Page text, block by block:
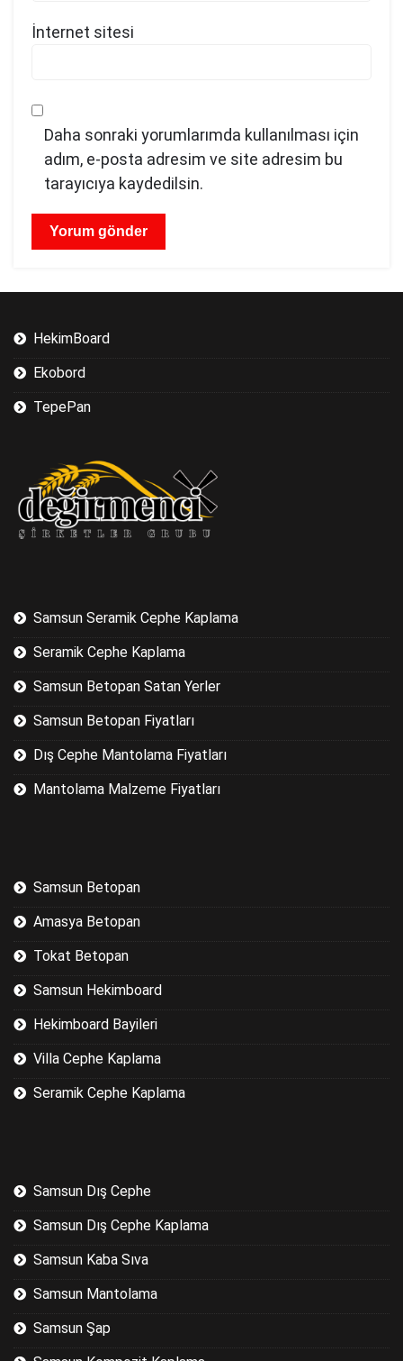
İnternet sitesi
Daha sonraki yorumlarımda kullanılması için
adım, e-posta adresim ve site adresim bu
tarayıcıya kaydedilsin.
HekimBoard
Ekobord
TepePan
Samsun Seramik Cephe Kaplama
Seramik Cephe Kaplama
Samsun Betopan Satan Yerler
Samsun Betopan Fiyatları
Dış Cephe Mantolama Fiyatları
Mantolama Malzeme Fiyatları
Samsun Betopan
Amasya Betopan
Tokat Betopan
Samsun Hekimboard
Hekimboard Bayileri
Villa Cephe Kaplama
Seramik Cephe Kaplama
Samsun Dış Cephe
Samsun Dış Cephe Kaplama
Samsun Kaba Sıva
Samsun Mantolama
Samsun Şap